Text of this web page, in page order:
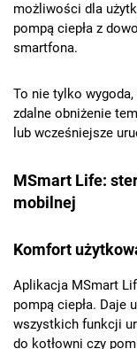
możliwości dla
pompą ciepła z
smartfona.
To nie tylko
zdalne obniżenie
lub wcześniejsze
MSmart Life:
mobilnej
Komfort
Aplikacja MSmart
pompą ciepła. Daje
wszystkich funkcji
do kotłowni czy